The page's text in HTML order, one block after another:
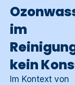
im
kein
Im Kontext von